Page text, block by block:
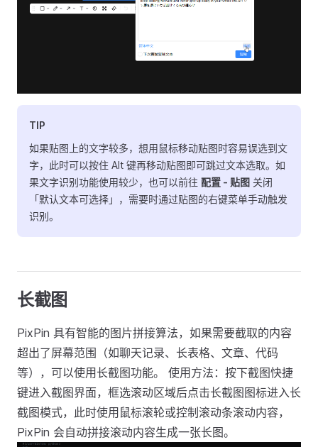
TIP
如果贴图上的文字较多，想用鼠标移动贴图时容易误选到文
字，此时可以按住 Alt 键再移动贴图即可跳过文本选取。如
果文字识别功能使用较少，也可以前往 配置 - 贴图 关闭
「默认文本可选择」，需要时通过贴图的右键菜单手动触发
识别。
长截图
PixPin 具有智能的图片拼接算法，如果需要截取的内容
超出了屏幕范围（如聊天记录、长表格、文章、代码
等），可以使用长截图功能。 使用方法：按下截图快捷
键进入截图界面，框选滚动区域后点击长截图图标进入长
截图模式，此时使用鼠标滚轮或控制滚动条滚动内容，
PixPin 会自动拼接滚动内容生成一张长图。